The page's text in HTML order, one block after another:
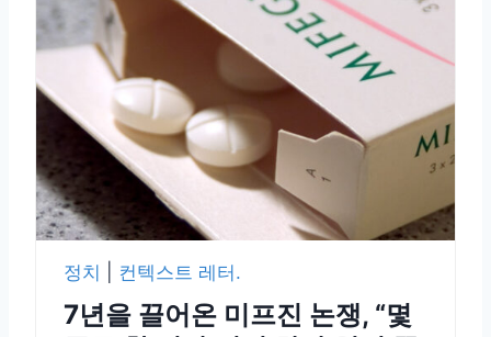
정치 컨텍스트 레터.
7년을 끌어온 미프진 논쟁, “몇